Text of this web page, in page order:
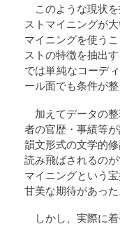
このような現状
ストマイニングが
マイニングを使う
ストの特徴を抽出
では単純なコーデ
ール面でも条件が整
加えてデータの
者の官歴・事績等
韻文形式の文学的
読み飛ばされるの
マイニングという
甘美な期待があった
しかし、実際に